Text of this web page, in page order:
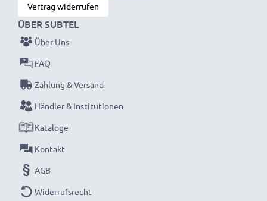
Vertrag widerrufen
ÜBER SUBTEL
Über Uns
FAQ
Zahlung & Versand
Händler & Institutionen
Kataloge
Kontakt
AGB
Widerrufsrecht